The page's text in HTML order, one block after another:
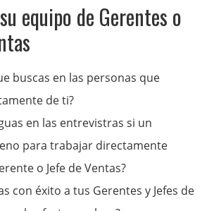
equipo de Gerentes o
buscas en las personas que
de ti?
en las entrevistras si un
para trabajar directamente
o Jefe de Ventas?
con éxito a tus Gerentes y Jefes de